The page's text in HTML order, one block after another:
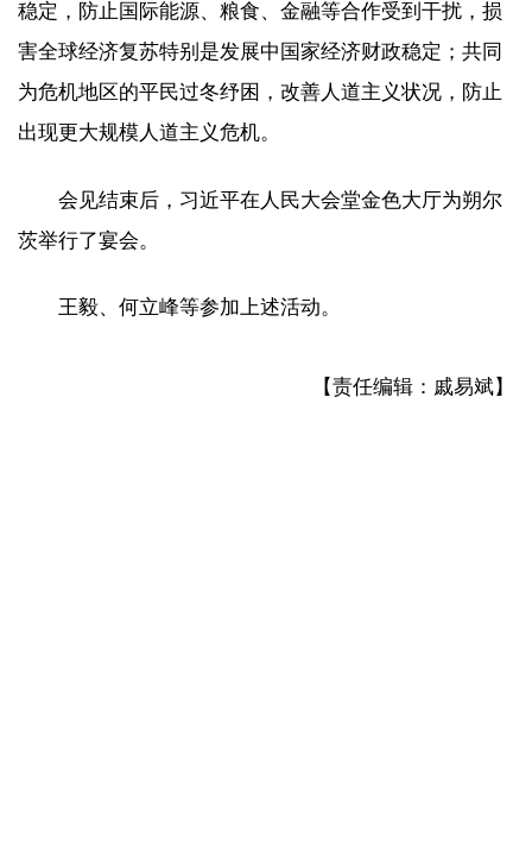
稳定，防止国际能源、粮食、金融等合作受到干扰，损
害全球经济复苏特别是发展中国家经济财政稳定；共同
为危机地区的平民过冬纾困，改善人道主义状况，防止
出现更大规模人道主义危机。
会见结束后，习近平在人民大会堂金色大厅为朔尔
茨举行了宴会。
王毅、何立峰等参加上述活动。
【责任编辑：戚易斌】